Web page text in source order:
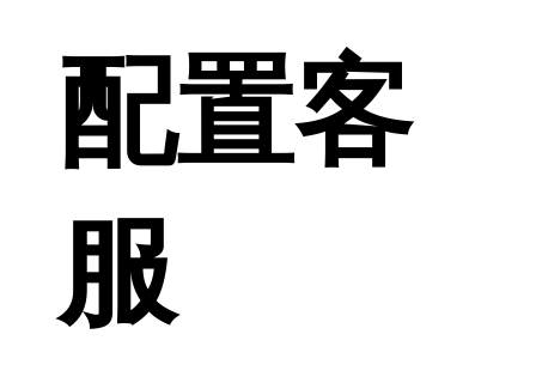
配置客
服